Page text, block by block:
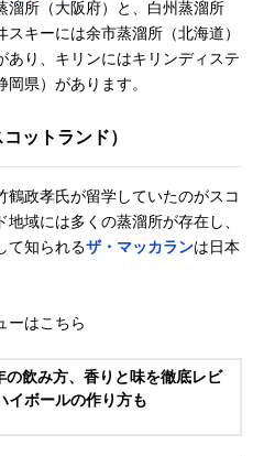
溜所（大阪府）と、白州蒸溜所
スキーには余市蒸溜所（北海道）
あり、キリンにはキリンディステ
県）があります。
ットランド）
鶴政孝氏が留学していたのがスコ
域には多くの蒸溜所が存在し、
て知られるザ・マッカランは日本
ーはこちら
の飲み方、香りと味を徹底レビ
イボールの作り方も